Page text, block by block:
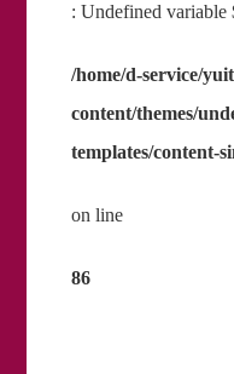
: Undefined variable
/home/d-service/
content/themes/
templates/content-
on line
86